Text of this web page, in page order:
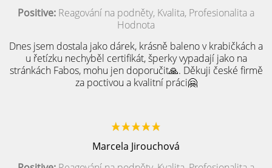
Positive: Reagování na podněty, Kvalita, Profesionalita a
Hodnota
Dnes jsem dostala jako dárek, krásně baleno v krabičkách a
u řetízku nechyběl certifikát, šperky vypadají jako na
stránkách Fabos, mohu jen doporučit🙏. Děkuji české firmě
za poctivou a kvalitní práci🤗
Marcela Jirouchová